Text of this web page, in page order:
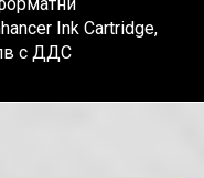
Ink Cartridge,
с ДДС